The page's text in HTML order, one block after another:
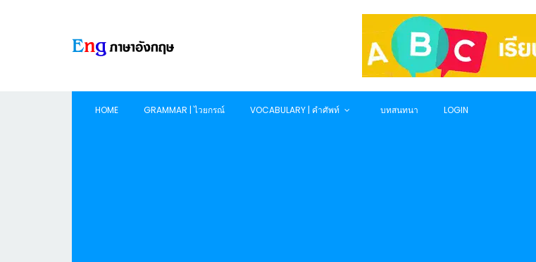
HOME GRAMMAR | ไวยกรณ์ VOCABULARY | คำศัพท์ บทสนทนา LOGIN